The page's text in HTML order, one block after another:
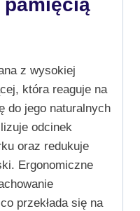
z wysokiej
która reaguje na
do jego naturalnych
odcinek
oraz redukuje
Ergonomiczne
przekłada się na